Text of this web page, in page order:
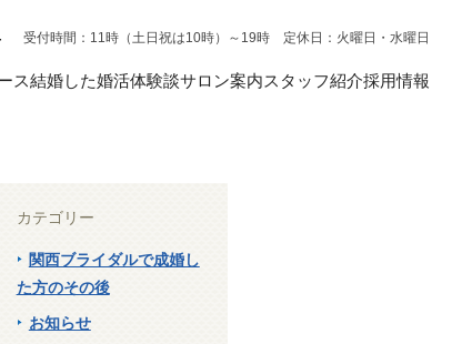
受付時間：11時（土日祝は10時）～19時 定休日：火曜日・水曜日
ス結婚した婚活体験談サロン案内スタッフ紹介採用情報
カテゴリー
関西ブライダルで成婚し
た方のその後
お知らせ